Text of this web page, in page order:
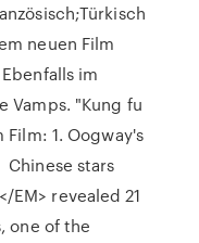
neuen Film
im
Vamps. "Kung fu
Film: 1. Oogway's
Chinese stars
EM> revealed 21
one of the